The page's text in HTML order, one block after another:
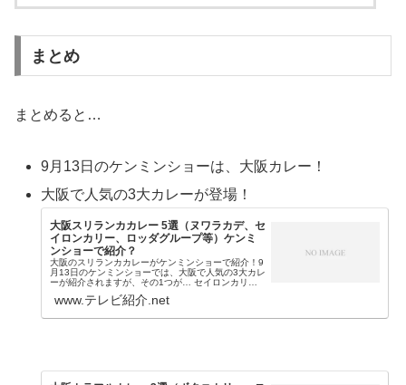
まとめ
まとめると…
9月13日のケンミンショーは、大阪カレー！
大阪で人気の3大カレーが登場！
大阪スリランカカレー 5選（ヌワラカデ、セ
イロンカリー、ロッダグループ等）ケンミ
ンショーで紹介？
大阪のスリランカカレーがケンミンショーで紹介！9
月13日のケンミンショーでは、大阪で人気の3大カレ
ーが紹介されますが、その1つが… セイロンカリー
有名店で、混ぜて食べるのが特徴のスリランカ...
www.テレビ紹介.net